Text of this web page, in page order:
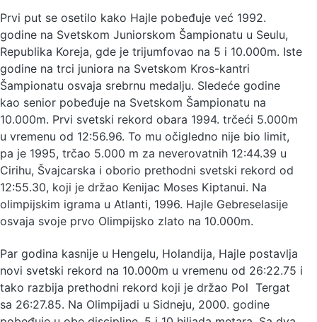
Prvi put se osetilo kako Hajle pobeđuje već 1992.
godine na Svetskom Juniorskom Šampionatu u Seulu,
Republika Koreja, gde je trijumfovao na 5 i 10.000m. Iste
godine na trci juniora na Svetskom Kros-kantri
Šampionatu osvaja srebrnu medalju. Sledeće godine
kao senior pobeđuje na Svetskom Šampionatu na
10.000m. Prvi svetski rekord obara 1994. trčeći 5.000m
u vremenu od 12:56.96. To mu očigledno nije bio limit,
pa je 1995, trčao 5.000 m za neverovatnih 12:44.39 u
Cirihu, Švajcarska i oborio prethodni svetski rekord od
12:55.30, koji je držao Kenijac Moses Kiptanui. Na
olimpijskim igrama u Atlanti, 1996. Hajle Gebreselasije
osvaja svoje prvo Olimpijsko zlato na 10.000m.
Par godina kasnije u Hengelu, Holandija, Hajle postavlja
novi svetski rekord na 10.000m u vremenu od 26:22.75 i
tako razbija prethodni rekord koji je držao Pol Tergat
sa 26:27.85. Na Olimpijadi u Sidneju, 2000. godine